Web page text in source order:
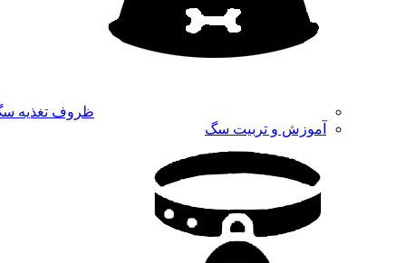
ظروف تغذیه
آموزش و تربیت سگ